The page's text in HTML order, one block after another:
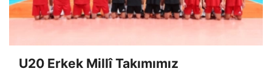
U20 Erkek Millî Takımımız